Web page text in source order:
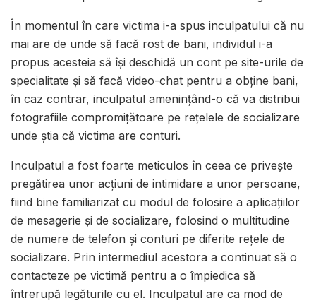
În momentul în care victima i-a spus inculpatului că nu
mai are de unde să facă rost de bani, individul i-a
propus acesteia să își deschidă un cont pe site-urile de
specialitate și să facă video-chat pentru a obține bani,
în caz contrar, inculpatul amenințând-o că va distribui
fotografiile compromițătoare pe rețelele de socializare
unde știa că victima are conturi.
Inculpatul a fost foarte meticulos în ceea ce privește
pregătirea unor acțiuni de intimidare a unor persoane,
fiind bine familiarizat cu modul de folosire a aplicațiilor
de mesagerie și de socializare, folosind o multitudine
de numere de telefon și conturi pe diferite rețele de
socializare. Prin intermediul acestora a continuat să o
contacteze pe victimă pentru a o împiedica să
întrerupă legăturile cu el. Inculpatul are ca mod de